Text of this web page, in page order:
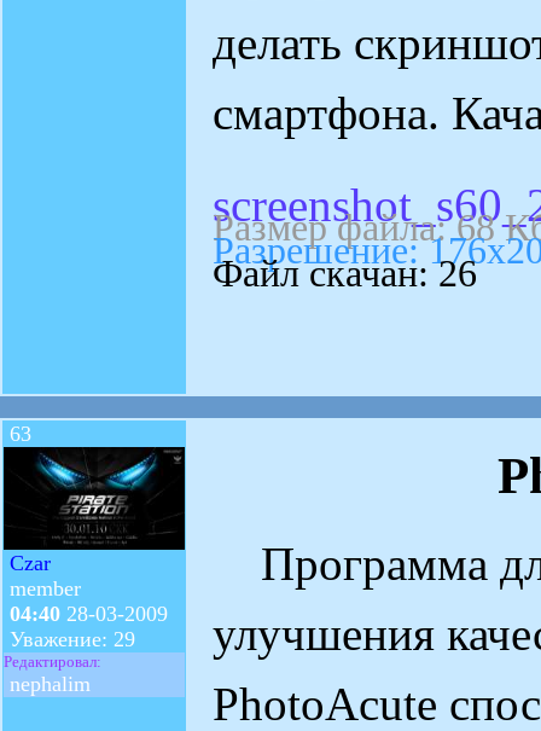
делать
смартфона.
Размер файла: 68
Разрешение:
Файл скачан: 26
63
Czar
member
04:40 28-03-2009
Уважение: 29
Редактировал:
nephalim
Программа
улучшения
PhotoAcute